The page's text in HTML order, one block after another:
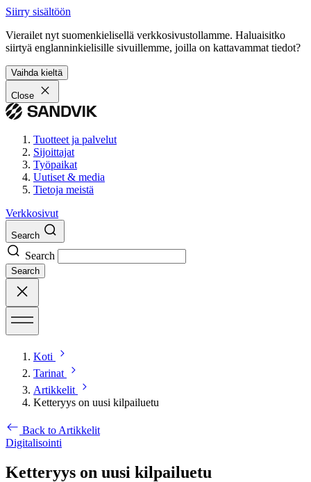
Siirry sisältöön
Vierailet nyt suomenkielisellä verkkosivustollamme. Haluaisitko
siirtyä englanninkielisille sivuillemme, joilla on kattavammat tiedot?
Vaihda kieltä
Close
Tuotteet ja palvelut
Sijoittajat
Työpaikat
Uutiset & media
Tietoja meistä
Verkkosivut
Search
Search
Search
Koti
Tarinat
Artikkelit
Ketteryys on uusi kilpailuetu
Back to Artikkelit
Digitalisointi
Ketteryys on uusi kilpailuetu